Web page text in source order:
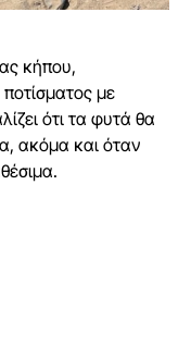
κήπου,
με
ότι τα φυτά θα
ακόμα και όταν